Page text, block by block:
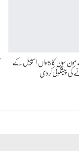
پی ڈی ایم اے نے مون سون کا 5 واں اسپیل کے
پیشگوئی کردی